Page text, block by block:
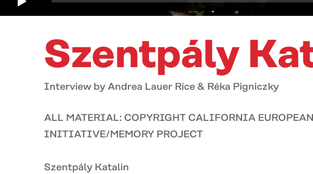
Szentpály
Interview by Andrea Lauer Rice & Réka Pigniczky
ALL MATERIAL: COPYRIGHT CALIFORNIA
INITIATIVE/MEMORY PROJECT
Szentpály Katalin